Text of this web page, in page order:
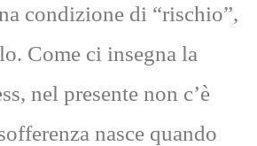
condizione di “rischio”,
Come ci insegna la
nel presente non c’è
nasce quando